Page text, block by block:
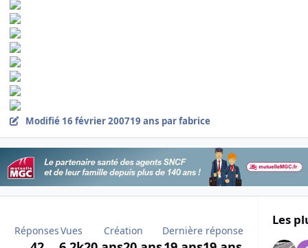
Modifié 16 février 200719 ans par fabrice
RéponsesVues Création Dernière réponse
Les